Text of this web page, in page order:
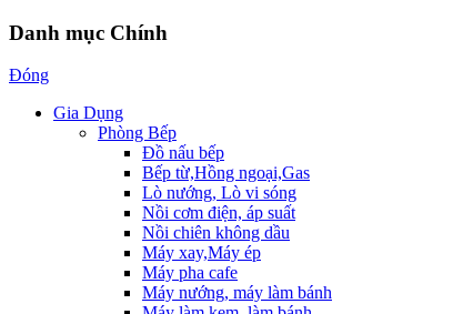
Danh mục Chính
Đóng
Gia Dụng
Phòng Bếp
Đồ nấu bếp
Bếp từ,Hồng ngoại,Gas
Lò nướng, Lò vi sóng
Nồi cơm điện, áp suất
Nồi chiên không dầu
Máy xay,Máy ép
Máy pha cafe
Máy nướng, máy làm bánh